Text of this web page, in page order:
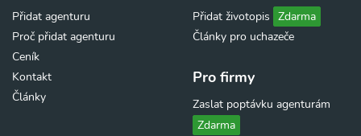
Přidat agenturu
Proč přidat agenturu
Ceník
Kontakt
Články
Přidat životopis Zdarma
Články pro uchazeče
Pro firmy
Zaslat poptávku agenturám
Zdarma